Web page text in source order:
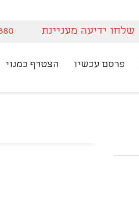
שלחו ידיעה מעניינת
פרסם עכשיו הצטרף כמנוי